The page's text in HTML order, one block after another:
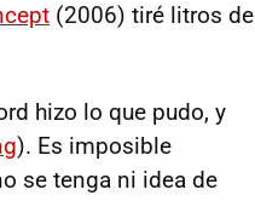
(2006) tiré litros de
hizo lo que pudo, y
). Es imposible
se tenga ni idea de